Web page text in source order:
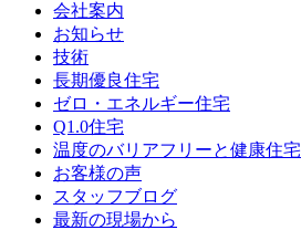
会社案内
お知らせ
技術
長期優良住宅
ゼロ・エネルギー住宅
Q1.0住宅
温度のバリアフリーと健康住宅
お客様の声
スタッフブログ
最新の現場から